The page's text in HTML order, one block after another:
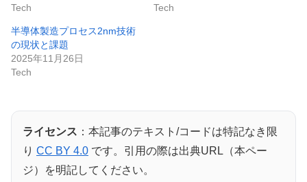
Tech
Tech
半導体製造プロセス2nm技術
の現状と課題
2025年11月26日
Tech
ライセンス ：本記事のテキスト/コードは特記なき限
り CC BY 4.0 です。引用の際は出典URL（本ペー
ジ）を明記してください。